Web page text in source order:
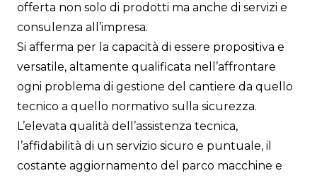
offerta non solo di prodotti ma anche di servizi e
consulenza all’impresa.
Si afferma per la capacità di essere propositiva e
versatile, altamente qualificata nell’affrontare
ogni problema di gestione del cantiere da quello
tecnico a quello normativo sulla sicurezza.
L’elevata qualità dell’assistenza tecnica,
l’affidabilità di un servizio sicuro e puntuale, il
costante aggiornamento del parco macchine e